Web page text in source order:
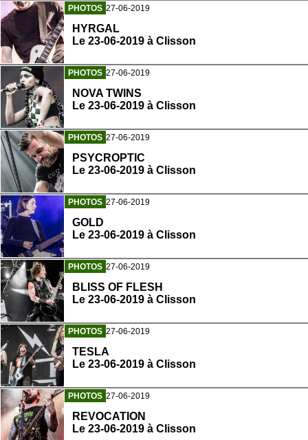
PHOTOS 27-06-2019
HYRGAL
Le 23-06-2019 à Clisson
PHOTOS 27-06-2019
NOVA TWINS
Le 23-06-2019 à Clisson
PHOTOS 27-06-2019
PSYCROPTIC
Le 23-06-2019 à Clisson
PHOTOS 27-06-2019
GOLD
Le 23-06-2019 à Clisson
PHOTOS 27-06-2019
BLISS OF FLESH
Le 23-06-2019 à Clisson
PHOTOS 27-06-2019
TESLA
Le 23-06-2019 à Clisson
PHOTOS 27-06-2019
REVOCATION
Le 23-06-2019 à Clisson